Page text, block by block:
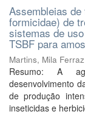
Assembleias
formicidae) de
sistemas de
TSBF para
Martins, Mila
Resumo: A
desenvolvimento
de produção
inseticidas e